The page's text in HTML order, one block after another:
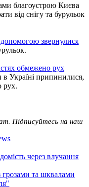
благоустрою Києва
від снігу та бурульок
звернулися
обмежено рух
Україні припинилися,
рух.
Підписуйтесь на наш
через влучання
та шквалами